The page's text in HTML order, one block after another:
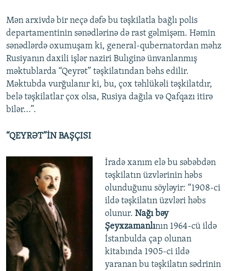
Mən arxivdə bir neçə dəfə bu təşkilatla bağlı polis
departamentinin sənədlərinə də rast gəlmişəm. Həmin
sənədlərdə oxumuşam ki, general-qubernatordan məhz
Rusiyanın daxili işlər naziri Bulıginə ünvanlanmış
məktublarda “Qeyrət” təşkilatından bəhs edilir.
Məktubda vurğulanır ki, bu, çox təhlükəli təşkilatdır,
belə təşkilatlar çox olsa, Rusiya dağıla və Qafqazı itirə
bilər...”.
“QEYRƏT”İN BAŞÇISI
İradə xanım elə bu səbəbdən
təşkilatın üzvlərinin həbs
olunduğunu söyləyir: “1908-ci
ildə təşkilatın üzvləri həbs
olunur. Nağı bəy
Şeyxzamanlının 1964-cü ildə
İstanbulda çap olunan
kitabında 1905-ci ildə
yaranan bu təşkilatın sədrinin